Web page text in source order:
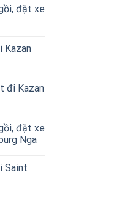
đặt xe
Kazan
đi Kazan
đặt xe
Nga
Saint